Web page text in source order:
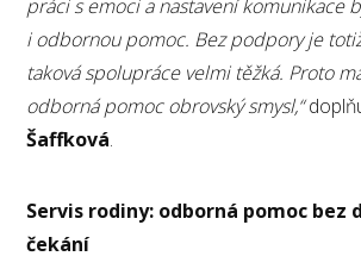
práci s emoci a nastavení komunikace
i odbornou pomoc. Bez podpory je
taková spolupráce velmi těžká. Proto
odborná pomoc obrovský smysl,“
Šaffková.
Servis rodiny: odborná pomoc bez
čekání